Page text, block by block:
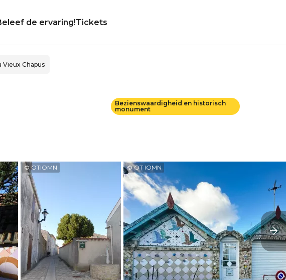
de ervaring!Tickets
Vieux Chapus
Bezienswaardigheid en historisch
monument
© OTIOMN © OT IOMN